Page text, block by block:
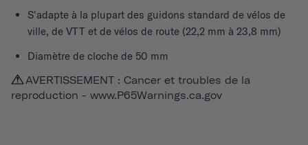
S'adapte à la plupart des guidons standard de vélos de
ville, de VTT et de vélos de route (22,2 mm à 23,8 mm)
Diamètre de cloche de 50 mm
AVERTISSEMENT : Cancer et troubles de la
reproduction - www.P65Warnings.ca.gov